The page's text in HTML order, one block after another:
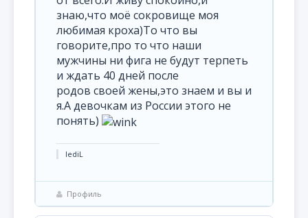
знаю,что моё сокровище моя
любимая кроха)То что вы
говорите,про то что наши
мужчины ни фига не будут терпеть
и ждать 40 дней после
родов своей жены,это знаем и вы и
я.А девочкам из России этого не
понять)
lediL
Профиль